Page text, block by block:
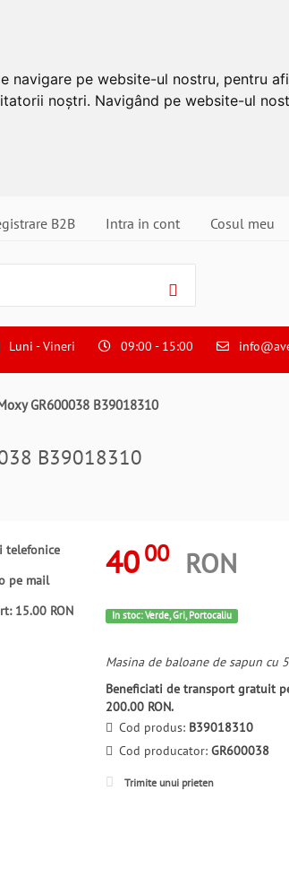
pe website-ul nostru, pentru
noștri. Navigând pe website-ul
B2B Intra in cont Cosul meu
Luni - Vineri 09:00 - 15:00
GR600038 B39018310
B39018310
telefonice
pe mail
15.00 RON
4000 RON
In stoc: Verde, Gri, Portocaliu
Masina de baloane de sapun cu
Beneficiati de transport gratuit
200.00 RON.
Cod produs: B39018310
Cod producator: GR600038
Trimite unui prieten